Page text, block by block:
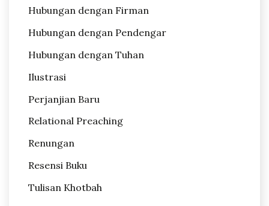
Hubungan dengan Firman
Hubungan dengan Pendengar
Hubungan dengan Tuhan
Ilustrasi
Perjanjian Baru
Relational Preaching
Renungan
Resensi Buku
Tulisan Khotbah